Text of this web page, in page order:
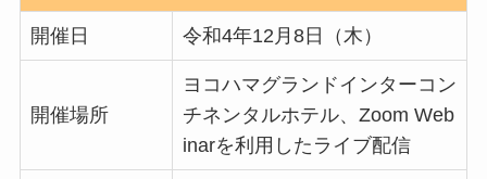
開催日 令和4年12月8日（木）
開催場所
ヨコハマグランドインターコン
チネンタルホテル、Zoom Web
inarを利用したライブ配信